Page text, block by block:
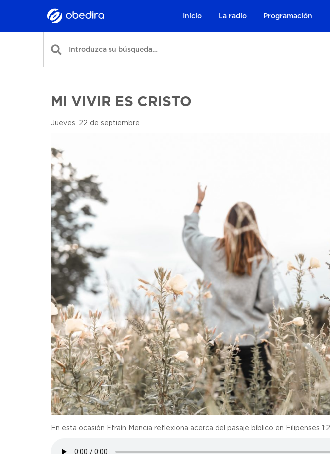
Inicio La radio Programación
MI VIVIR ES CRISTO
Jueves, 22 de septiembre
En esta ocasión Efraín Mencia reflexiona acerca del pasaje bíblico en Filipenses 1:21